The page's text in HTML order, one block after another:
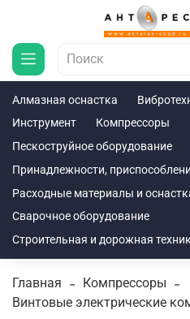
Алмазная оснастка
Инструмент
Компрессоры
Пескоструйное оборудование
Принадлежности,
Расходные материалы и
Сварочное оборудование
Строительная и дорожная
Главная
Компрессоры
Винтовые электрические